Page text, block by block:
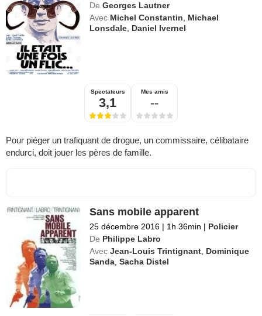
De Georges Lautner
Avec Michel Constantin
Michael
Lonsdale Daniel Ivernel
Spectateurs
3,1
Mes amis
--
Pour piéger un trafiquant de drogue, un commissaire, célibataire
endurci, doit jouer les pères de famille.
Sans mobile apparent
25 décembre 2016 | 1h 36min | Policier
De Philippe Labro
Avec Jean-Louis Trintignant Dominique
Sanda ,Sacha Distel